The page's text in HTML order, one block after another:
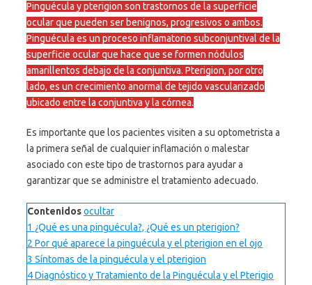
Pinguécula y pterigion son trastornos de la superficie
ocular que pueden ser benignos, progresivos o ambos.
Pinguécula es un proceso inflamatorio subconjuntival de la
superficie ocular que hace que se formen nódulos
amarillentos debajo de la conjuntiva. Pterigion, por otro
lado, es un crecimiento anormal de tejido vascularizado
ubicado entre la conjuntiva y la córnea.
Es importante que los pacientes visiten a su optometrista a
la primera señal de cualquier inflamación o malestar
asociado con este tipo de trastornos para ayudar a
garantizar que se administre el tratamiento adecuado.
Contenidosocultar
1 ¿Qué es una pinguécula?, ¿Qué es un pterigion?
2 Por qué aparece la pinguécula y el pterigion en el ojo
3 Síntomas de la pinguécula y el pterigion
4Diagnóstico y Tratamiento de la Pinguécula y el Pterigio